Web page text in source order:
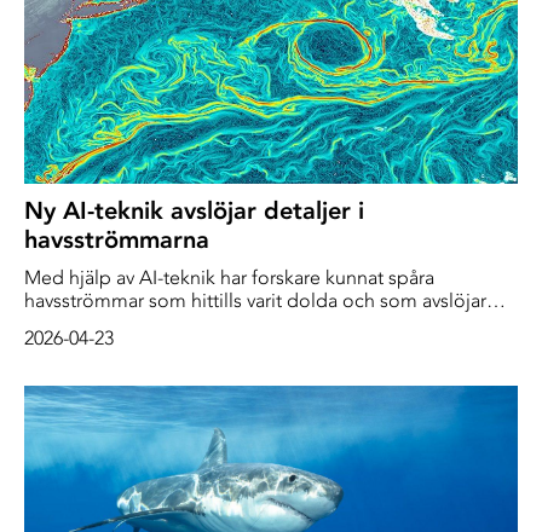
Ny AI-teknik avslöjar detaljer i
havsströmmarna
Med hjälp av AI-teknik har forskare kunnat spåra
havsströmmar som hittills varit dolda och som avslöjar
2026-04-23